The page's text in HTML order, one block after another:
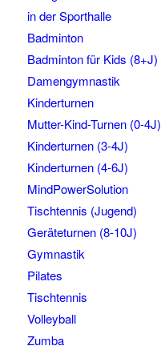
in der Sporthalle
Badminton
Badminton für Kids (8+J)
Damengymnastik
Kinderturnen
Mutter-Kind-Turnen (0-4J)
Kinderturnen (3-4J)
Kinderturnen (4-6J)
MindPowerSolution
Tischtennis (Jugend)
Geräteturnen (8-10J)
Gymnastik
Pilates
Tischtennis
Volleyball
Zumba